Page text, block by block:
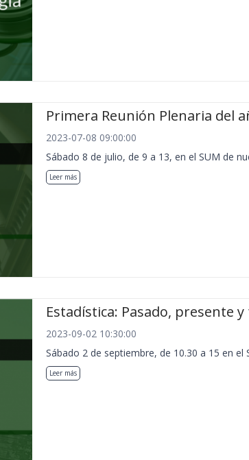
Primera Reunión Plenaria del
2023-07-08 09:00:00
Sábado 8 de julio, de 9 a 13, en el SUM de
Leer más
Estadística: Pasado, presente
2023-09-02 10:30:00
Sábado 2 de septiembre, de 10.30 a 15 en el
Leer más